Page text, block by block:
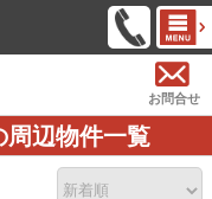
お問合せ
周辺物件一覧